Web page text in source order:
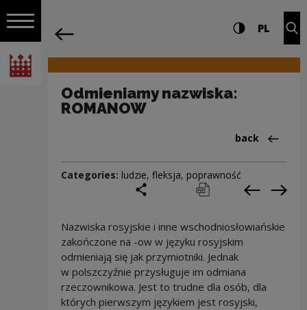
Open navigation
National Centre for Culture Poland
Navigation Settings and search
High contrast
PL
Odmieniamy nazwiska:
ROMANOW
Back
back
Categories: ludzie, fleksja, poprawność
print pobierz Previous
Nazwiska rosyjskie i inne wschodniosłowiańskie
zakończone na -ow w języku rosyjskim
odmieniają się jak przymiotniki. Jednak
w polszczyźnie przysługuje im odmiana
rzeczownikowa. Jest to trudne dla osób, dla
których pierwszym językiem jest rosyjski,